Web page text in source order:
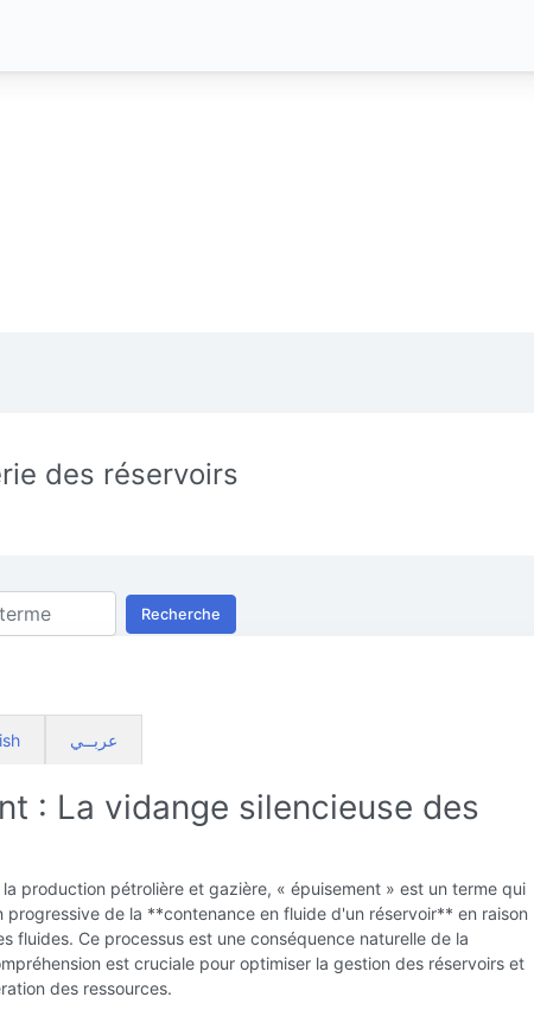
des réservoirs
Recherche
عربــي
: La vidange silencieuse des
la production pétrolière et gazière, « épuisement » est un terme qui
progressive de la **contenance en fluide d'un réservoir** en raison
fluides. Ce processus est une conséquence naturelle de la
est cruciale pour optimiser la gestion des réservoirs et
des ressources.